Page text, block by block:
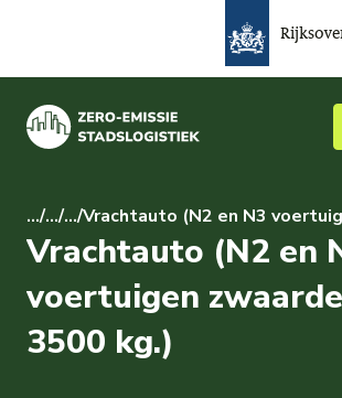
Bedrijven & particulieren
Actueel
Over ZES
.../.../.../
Vrachtauto (N2 en
voertuigen
3500 kg.)